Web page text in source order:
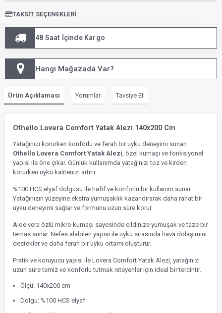
TAKSIT SEÇENEKLERI
48 Saat İçinde Kargo
Hangi Mağazada Var?
Ürün Açıklaması Yorumlar Tavsiye Et
Othello Lovera Comfort Yatak Alezi 140x200 Cm
Yatağınızı korurken konforlu ve ferah bir uyku deneyimi sunan
Othello Lovera Comfort Yatak Alezi , özel kumaşı ve fonksiyonel
yapısı ile öne çıkar. Günlük kullanımda yatağınızı toz ve kirden
korurken uyku kalitenizi artırır.
%100 HCS elyaf dolgusu ile hafif ve konforlu bir kullanım sunar.
Yatağınızın yüzeyine ekstra yumuşaklık kazandırarak daha rahat bir
uyku deneyimi sağlar ve formunu uzun süre korur.
Aloe vera özlü mikro kumaşı sayesinde cildinize yumuşak ve taze bir
temas sunar. Nefes alabilen yapısı ile uyku sırasında hava dolaşımını
destekler ve daha ferah bir uyku ortamı oluşturur.
Pratik ve koruyucu yapısı ile Lovera Comfort Yatak Alezi, yatağınızı
uzun süre temiz ve konforlu tutmak isteyenler için ideal bir tercihtir.
Ölçü: 140x200 cm
Dolgu: %100 HCS elyaf